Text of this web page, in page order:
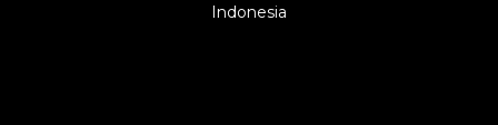
Indonesia